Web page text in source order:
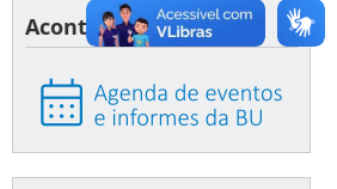
Acontece na BU